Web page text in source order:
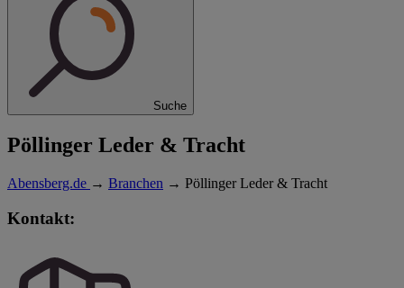
Suche
Pöllinger Leder & Tracht
Abensberg.de → Branchen → Pöllinger Leder & Tracht
Kontakt: